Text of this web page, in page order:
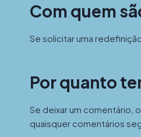
Com quem
Se solicitar uma
Por quanto
Se deixar um comentário,
quaisquer comentários